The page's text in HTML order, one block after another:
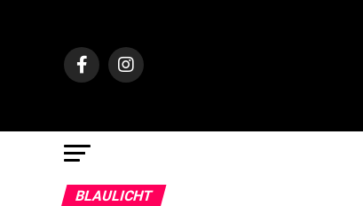
BLAULICHT